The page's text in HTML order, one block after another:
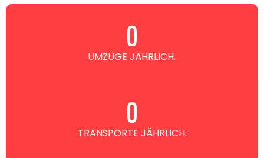
UMZÜGE JÄHRLICH.
0
TRANSPORTE JÄHRLICH.
0